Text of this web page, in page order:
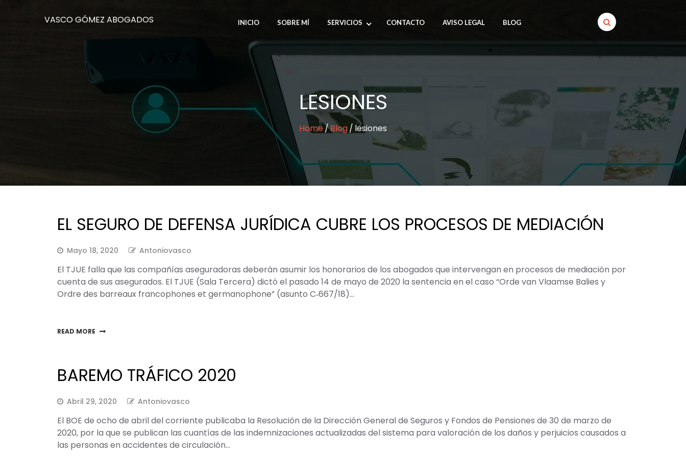
VASCO GÓMEZ ABOGADOS INICIO SOBRE MÍ SERVICIOS CONTACTO AVISO LEGAL BLOG
LESIONES
Home Blog lesiones
EL SEGURO DE DEFENSA JURÍDICA CUBRE LOS PROCESOS DE MEDIACIÓN
Mayo 18, 2020 Antoniovasco
El TJUE falla que las compañías aseguradoras deberán asumir los honorarios de los abogados que intervengan en procesos de mediación por
cuenta de sus asegurados. El TJUE (Sala Tercera) dictó el pasado 14 de mayo de 2020 la sentencia en el caso “Orde van Vlaamse Balies y
Ordre des barreaux francophones et germanophone” (asunto C‑667/18)…
READ MORE
BAREMO TRÁFICO 2020
Abril 29, 2020 Antoniovasco
El BOE de ocho de abril del corriente publicaba la Resolución de la Dirección General de Seguros y Fondos de Pensiones de 30 de marzo de
2020, por la que se publican las cuantías de las indemnizaciones actualizadas del sistema para valoración de los daños y perjuicios causados a
las personas en accidentes de circulación…